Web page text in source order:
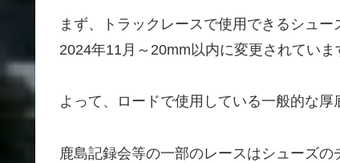
まず、トラックレースで使用できるシュ
2024年11月～20mm以内に変更されていま
よって、ロードで使用している一般的な
鹿島記録会等の一部のレースはシューズ